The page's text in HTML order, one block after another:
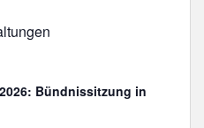
Bündnissitzung in